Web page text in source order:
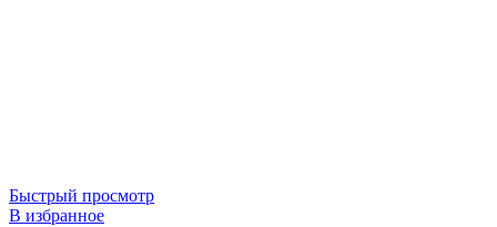
Быстрый просмотр
В избранное